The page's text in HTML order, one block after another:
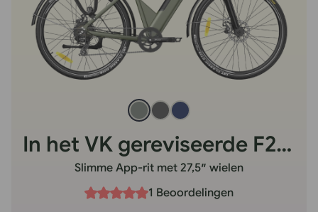
In het VK gereviseerde F28 Pro
Slimme App-rit met 27,5″ wielen
1 Beoordelingen